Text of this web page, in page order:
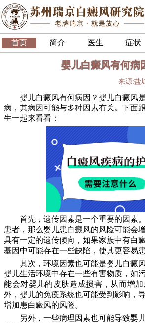
首页 简介 医生 症状
婴儿白癜风有何病
来源:盐
婴儿白癜风有何病因？婴儿白癜风是
病，其病因可能与多种因素有关。下面
生一起来看看：
首先，遗传因素是一个重要的因素。
患者，那么婴儿患白癜风的风险可能会
具有一定的遗传倾向，如果家族中有白
基因中可能存在一些缺陷，使其更容易患
其次，环境因素也可能是婴儿白癜风
婴儿生活环境中存在一些有害物质，如
能会对婴儿的皮肤造成损害，从而增
外，婴儿的免疫系统也可能受到影响，
增加患白癜风的风险。
另外，一些病理因素也可能导致婴儿